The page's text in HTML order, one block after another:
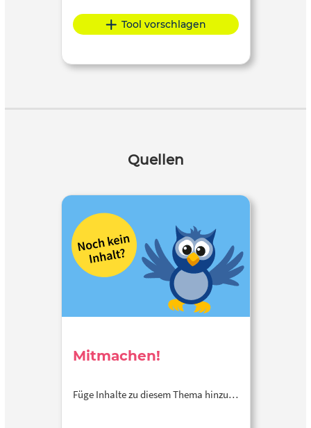
Tool vorschlagen
Quellen
Mitmachen!
Füge Inhalte zu diesem Thema hinzu…